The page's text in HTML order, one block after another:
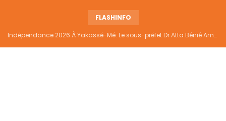
FLASHINFO
Indépendance 2026 À Yakassé-Mé: Le sous-préfet Dr Atta Bénié Amédé appelle à l’unité, à la sécurité et au développement